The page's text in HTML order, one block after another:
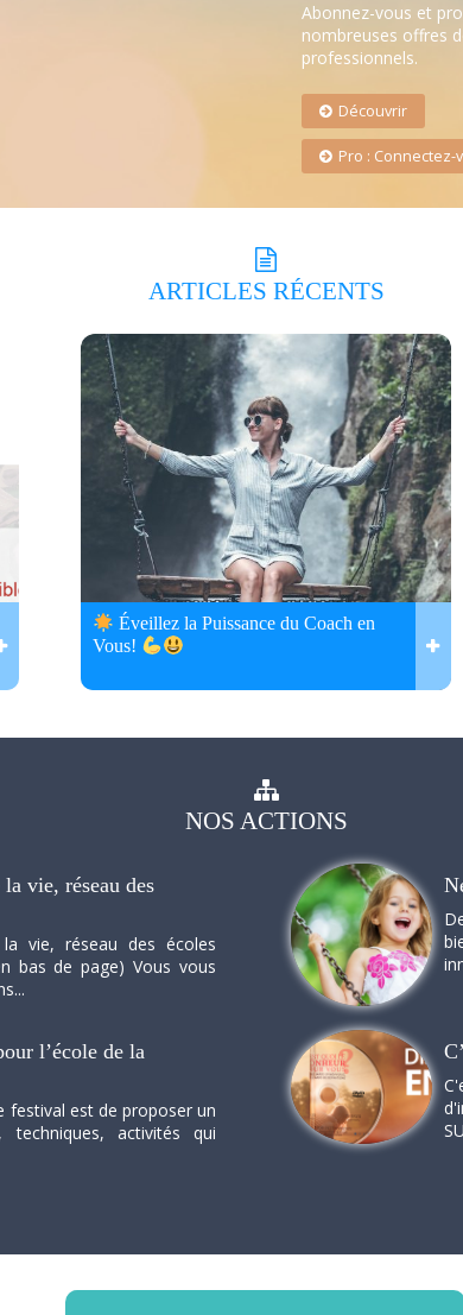
Abonnez-vous et
nombreuses offres
professionnels.
Découvrir
Pro : Connectez-
ARTICLES RÉCENTS
Éveillez la Puissance du Coach en
Vous!
NOS ACTIONS
vie, réseau des
vie, réseau des écoles
bas de page) Vous vous
l’école de la
festival est de proposer un
activités qui